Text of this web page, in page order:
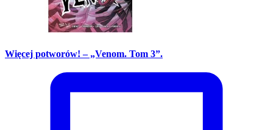
Więcej potworów! – „Venom. Tom 3”.